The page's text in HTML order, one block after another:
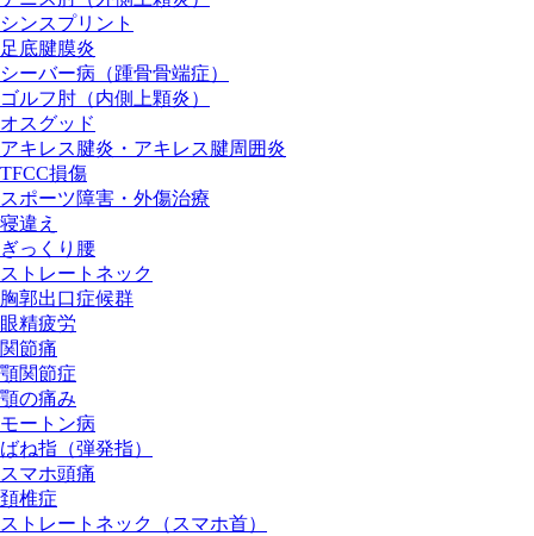
シンスプリント
足底腱膜炎
シーバー病（踵骨骨端症）
ゴルフ肘（内側上顆炎）
オスグッド
アキレス腱炎・アキレス腱周囲炎
TFCC損傷
スポーツ障害・外傷治療
寝違え
ぎっくり腰
ストレートネック
胸郭出口症候群
眼精疲労
関節痛
顎関節症
顎の痛み
モートン病
ばね指（弾発指）
スマホ頭痛
頚椎症
ストレートネック（スマホ首）